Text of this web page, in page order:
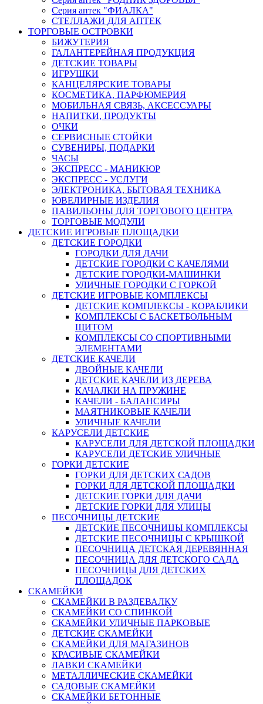
Серия аптек "ФИАЛКА"
СТЕЛЛАЖИ ДЛЯ АПТЕК
ТОРГОВЫЕ ОСТРОВКИ
БИЖУТЕРИЯ
ГАЛАНТЕРЕЙНАЯ ПРОДУКЦИЯ
ДЕТСКИЕ ТОВАРЫ
ИГРУШКИ
КАНЦЕЛЯРСКИЕ ТОВАРЫ
КОСМЕТИКА, ПАРФЮМЕРИЯ
МОБИЛЬНАЯ СВЯЗЬ, АКСЕССУАРЫ
НАПИТКИ, ПРОДУКТЫ
ОЧКИ
СЕРВИСНЫЕ СТОЙКИ
СУВЕНИРЫ, ПОДАРКИ
ЧАСЫ
ЭКСПРЕСС - МАНИКЮР
ЭКСПРЕСС - УСЛУГИ
ЭЛЕКТРОНИКА, БЫТОВАЯ ТЕХНИКА
ЮВЕЛИРНЫЕ ИЗДЕЛИЯ
ПАВИЛЬОНЫ ДЛЯ ТОРГОВОГО ЦЕНТРА
ТОРГОВЫЕ МОДУЛИ
ДЕТСКИЕ ИГРОВЫЕ ПЛОЩАДКИ
ДЕТСКИЕ ГОРОДКИ
ГОРОДКИ ДЛЯ ДАЧИ
ДЕТСКИЕ ГОРОДКИ С КАЧЕЛЯМИ
ДЕТСКИЕ ГОРОДКИ-МАШИНКИ
УЛИЧНЫЕ ГОРОДКИ С ГОРКОЙ
ДЕТСКИЕ ИГРОВЫЕ КОМПЛЕКСЫ
ДЕТСКИЕ КОМПЛЕКСЫ - КОРАБЛИКИ
КОМПЛЕКСЫ С БАСКЕТБОЛЬНЫМ
ЩИТОМ
КОМПЛЕКСЫ СО СПОРТИВНЫМИ
ЭЛЕМЕНТАМИ
ДЕТСКИЕ КАЧЕЛИ
ДВОЙНЫЕ КАЧЕЛИ
ДЕТСКИЕ КАЧЕЛИ ИЗ ДЕРЕВА
КАЧАЛКИ НА ПРУЖИНЕ
КАЧЕЛИ - БАЛАНСИРЫ
МАЯТНИКОВЫЕ КАЧЕЛИ
УЛИЧНЫЕ КАЧЕЛИ
КАРУСЕЛИ ДЕТСКИЕ
КАРУСЕЛИ ДЛЯ ДЕТСКОЙ ПЛОЩАДКИ
КАРУСЕЛИ ДЕТСКИЕ УЛИЧНЫЕ
ГОРКИ ДЕТСКИЕ
ГОРКИ ДЛЯ ДЕТСКИХ САДОВ
ГОРКИ ДЛЯ ДЕТСКОЙ ПЛОЩАДКИ
ДЕТСКИЕ ГОРКИ ДЛЯ ДАЧИ
ДЕТСКИЕ ГОРКИ ДЛЯ УЛИЦЫ
ПЕСОЧНИЦЫ ДЕТСКИЕ
ДЕТСКИЕ ПЕСОЧНИЦЫ КОМПЛЕКСЫ
ДЕТСКИЕ ПЕСОЧНИЦЫ С КРЫШКОЙ
ПЕСОЧНИЦА ДЕТСКАЯ ДЕРЕВЯННАЯ
ПЕСОЧНИЦА ДЛЯ ДЕТСКОГО САДА
ПЕСОЧНИЦЫ ДЛЯ ДЕТСКИХ
ПЛОЩАДОК
СКАМЕЙКИ
СКАМЕЙКИ В РАЗДЕВАЛКУ
СКАМЕЙКИ СО СПИНКОЙ
СКАМЕЙКИ УЛИЧНЫЕ ПАРКОВЫЕ
ДЕТСКИЕ СКАМЕЙКИ
СКАМЕЙКИ ДЛЯ МАГАЗИНОВ
КРАСИВЫЕ СКАМЕЙКИ
ЛАВКИ СКАМЕЙКИ
МЕТАЛЛИЧЕСКИЕ СКАМЕЙКИ
САДОВЫЕ СКАМЕЙКИ
СКАМЕЙКИ БЕТОННЫЕ